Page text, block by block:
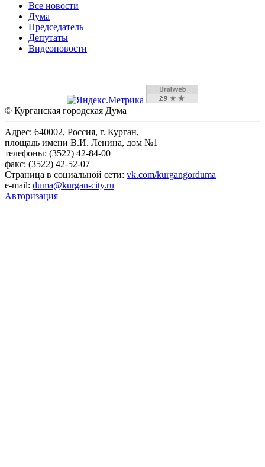
Все новости
Дума
Председатель
Депутаты
Видеоновости
© Курганская городская Дума
Адрес: 640002, Россия, г. Курган,
площадь имени В.И. Ленина, дом №1
телефоны: (3522) 42-84-00
факс: (3522) 42-52-07
Страница в социальной сети: vk.com/kurgangorduma
e-mail: duma@kurgan-city.ru
Авторизация